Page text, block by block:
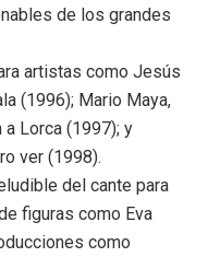
de los grandes
artistas como Jesús
(1996); Mario Maya,
Lorca (1997); y
ver (1998).
del cante para
figuras como Eva
como